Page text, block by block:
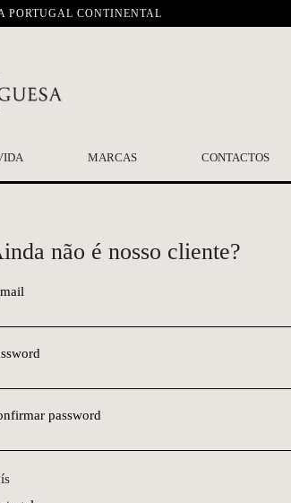
PORTUGAL CONTINENTAL
MARCAS CONTACTOS
não é nosso cliente?
password